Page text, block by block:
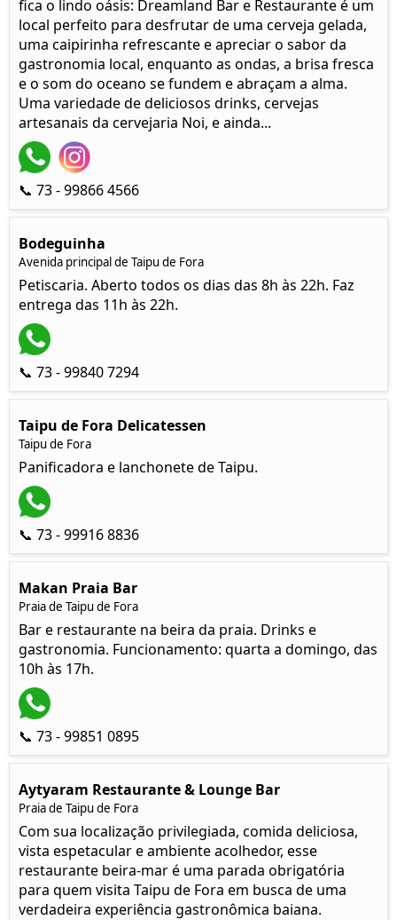
fica o lindo oásis: Dreamland Bar e Restaurante é um
local perfeito para desfrutar de uma cerveja gelada,
uma caipirinha refrescante e apreciar o sabor da
gastronomia local, enquanto as ondas, a brisa fresca
e o som do oceano se fundem e abraçam a alma.
Uma variedade de deliciosos drinks, cervejas
artesanais da cervejaria Noi, e ainda...
📞 73 - 99866 4566
Bodeguinha
Avenida principal de Taipu de Fora
Petiscaria. Aberto todos os dias das 8h às 22h. Faz
entrega das 11h às 22h.
📞 73 - 99840 7294
Taipu de Fora Delicatessen
Taipu de Fora
Panificadora e lanchonete de Taipu.
📞 73 - 99916 8836
Makan Praia Bar
Praia de Taipu de Fora
Bar e restaurante na beira da praia. Drinks e
gastronomia. Funcionamento: quarta a domingo, das
10h às 17h.
📞 73 - 99851 0895
Aytyaram Restaurante & Lounge Bar
Praia de Taipu de Fora
Com sua localização privilegiada, comida deliciosa,
vista espetacular e ambiente acolhedor, esse
restaurante beira-mar é uma parada obrigatória
para quem visita Taipu de Fora em busca de uma
verdadeira experiência gastronômica baiana.